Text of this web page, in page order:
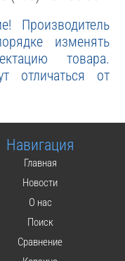
Производитель
изменять
товара.
отличаться от
Навигация
Главная
Новости
О нас
Поиск
Сравнение